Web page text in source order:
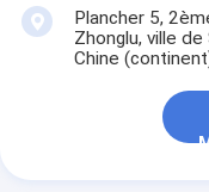
Plancher 5,
Zhonglu, ville
Chine